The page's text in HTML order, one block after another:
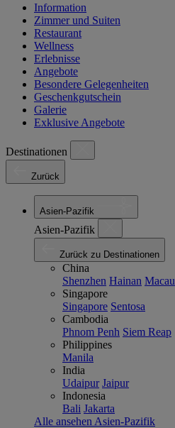
Information
Zimmer und Suiten
Restaurant
Wellness
Erlebnisse
Angebote
Besondere Gelegenheiten
Geschenkgutschein
Galerie
Exklusive Angebote
Destinationen
Zurück
Asien-Pazifik
Asien-Pazifik
Zurück zu Destinationen
China
Shenzhen Hainan Macau
Singapore
Singapore Sentosa
Cambodia
Phnom Penh Siem Reap
Philippines
Manila
India
Udaipur Jaipur
Indonesia
Bali Jakarta
Alle ansehen Asien-Pazifik